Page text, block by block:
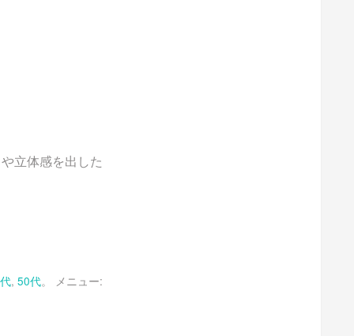
立体感を出した
,50代。 メニュー: